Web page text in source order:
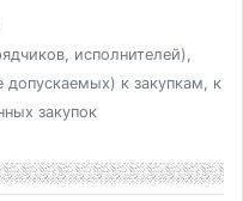
исполнителей),
допускаемых) к закупкам, к
закупок